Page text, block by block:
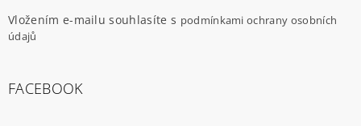
Vložením e-mailu souhlasíte s podmínkami ochrany osobních
údajů
FACEBOOK